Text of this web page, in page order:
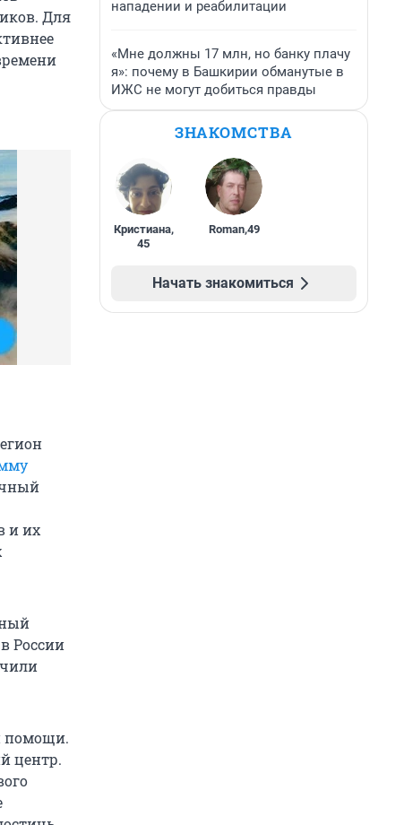
Для
и их
России
помощи.
центр.
нападении и реабилитации
«Мне должны 17 млн, но банку плачу
я»: почему в Башкирии обманутые в
ИЖС не могут добиться правды
ЗНАКОМСТВА
Кристиана,
45
Roman,49
Начать знакомиться